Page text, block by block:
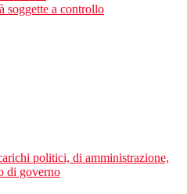
soggette a controllo
politici, di amministrazione,
di governo